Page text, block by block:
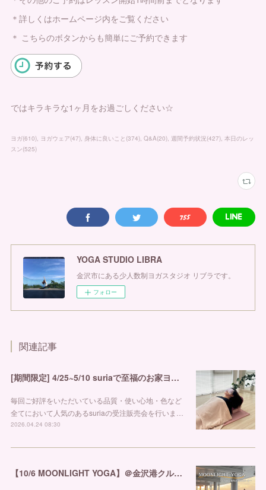
＊詳しくはホームページ内をご覧ください
＊ こちらのボタンからも簡単にご予約できます
ではキラキラな1ヶ月をお過ごしください☆
ヨガ(610) ヨガウェア(47) 身体に良いこと (374) Q&A(20) 週間予約状況 (427) 本日のレッ
スン(525)
YOGA STUDIO LIBRA
金沢市にある少人数制ヨガスタジオ リブラです。
フォロー
関連記事
[期間限定] 4/25~5/10 suriaで至福のお家ヨガを
毎回ご好評をいただいている品質・使い心地・色など
全てにおいて人気のあるsuriaの受注販売会を行いま…
2026.04.24 08:30
【10/6 MOONLIGHT YOGA】＠金沢港クルーズターミナル